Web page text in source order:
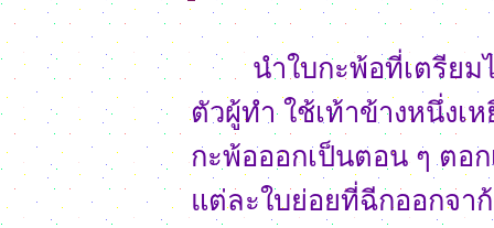
นำใบกะพ้อที่เตรียมไ
ตัวผู้ทำ ใช้เท้าข้างหนึ่งเ
กะพ้อออกเป็นตอน ๆ ตอ
แต่ละใบย่อยที่ฉีกออกจา